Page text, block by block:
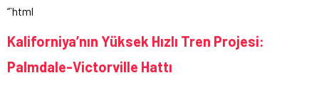
“`html
Kaliforniya’nın Yüksek Hızlı Tren Projesi:
Palmdale-Victorville Hattı